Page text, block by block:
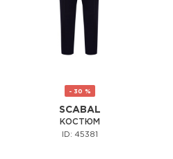
- 30 %
SCABAL
КОСТЮМ
ID: 45381